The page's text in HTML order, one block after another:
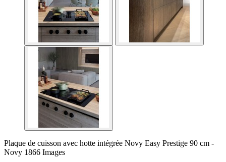
Plaque de cuisson avec hotte intégrée Novy Easy Prestige 90 cm -
Novy 1866 Images